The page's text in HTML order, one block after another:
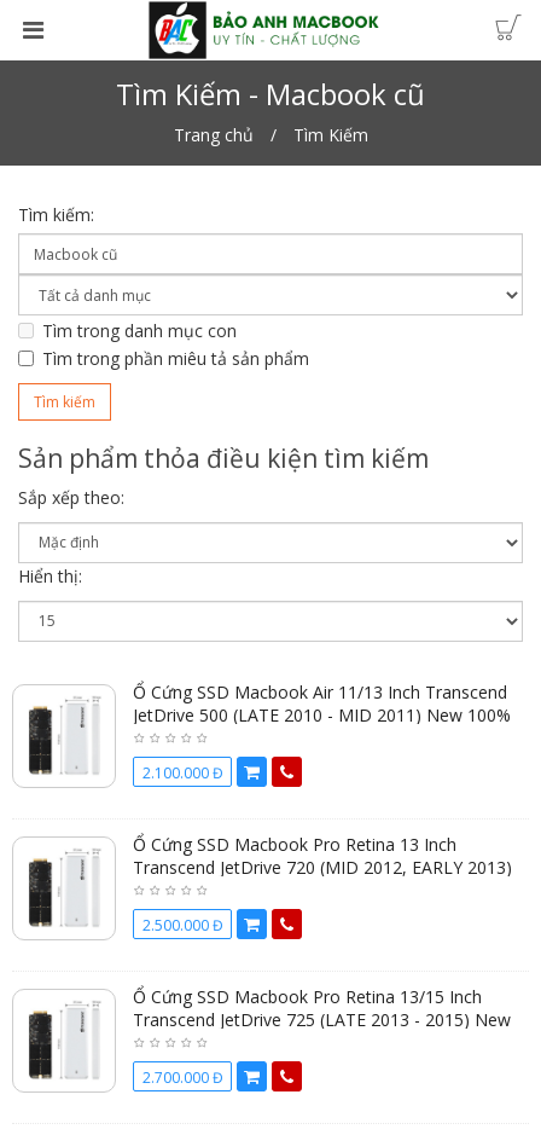
Tìm Kiếm - Macbook cũ
Trang chủ Tìm Kiếm
Tìm kiếm:
Tìm trong danh mục con
Tìm trong phần miêu tả sản phẩm
Sản phẩm thỏa điều kiện tìm kiếm
Sắp xếp theo:
Hiển thị:
Ổ Cứng SSD Macbook Air 11/13 Inch Transcend
JetDrive 500 (LATE 2010 - MID 2011) New 100%
2.100.000 Đ
Ổ Cứng SSD Macbook Pro Retina 13 Inch
Transcend JetDrive 720 (MID 2012, EARLY 2013)
New 100%
2.500.000 Đ
Ổ Cứng SSD Macbook Pro Retina 13/15 Inch
Transcend JetDrive 725 (LATE 2013 - 2015) New
100%
2.700.000 Đ